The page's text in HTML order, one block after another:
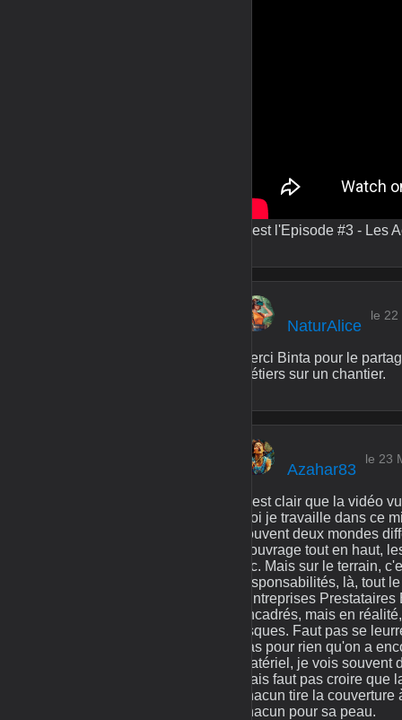
C'est l'Episode #3 - Les
NaturAlice
le 22
Merci Binta pour le
métiers sur un chantier.
Azahar83
le 23
C'est clair que la vidéo
moi je travaille dans ce
souvent deux mondes
d'ouvrage tout en haut,
etc. Mais sur le terrain,
responsabilités, là, tout
(Entreprises
encadrés, mais en
risques. Faut pas se
pas pour rien qu'on a
matériel, je vois
mais faut pas croire
chacun tire la
chacun pour sa peau.